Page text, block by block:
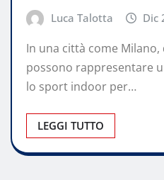
Luca Talotta Dic
In una città come Milano,
possono rappresentare
lo sport indoor per…
LEGGI TUTTO